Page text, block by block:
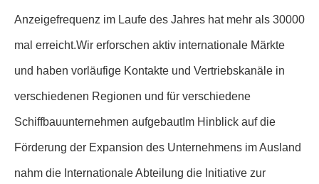
Anzeigefrequenz im Laufe des Jahres hat mehr als 30000
mal erreicht.Wir erforschen aktiv internationale Märkte
und haben vorläufige Kontakte und Vertriebskanäle in
verschiedenen Regionen und für verschiedene
Schiffbauunternehmen aufgebautIm Hinblick auf die
Förderung der Expansion des Unternehmens im Ausland
nahm die Internationale Abteilung die Initiative zur